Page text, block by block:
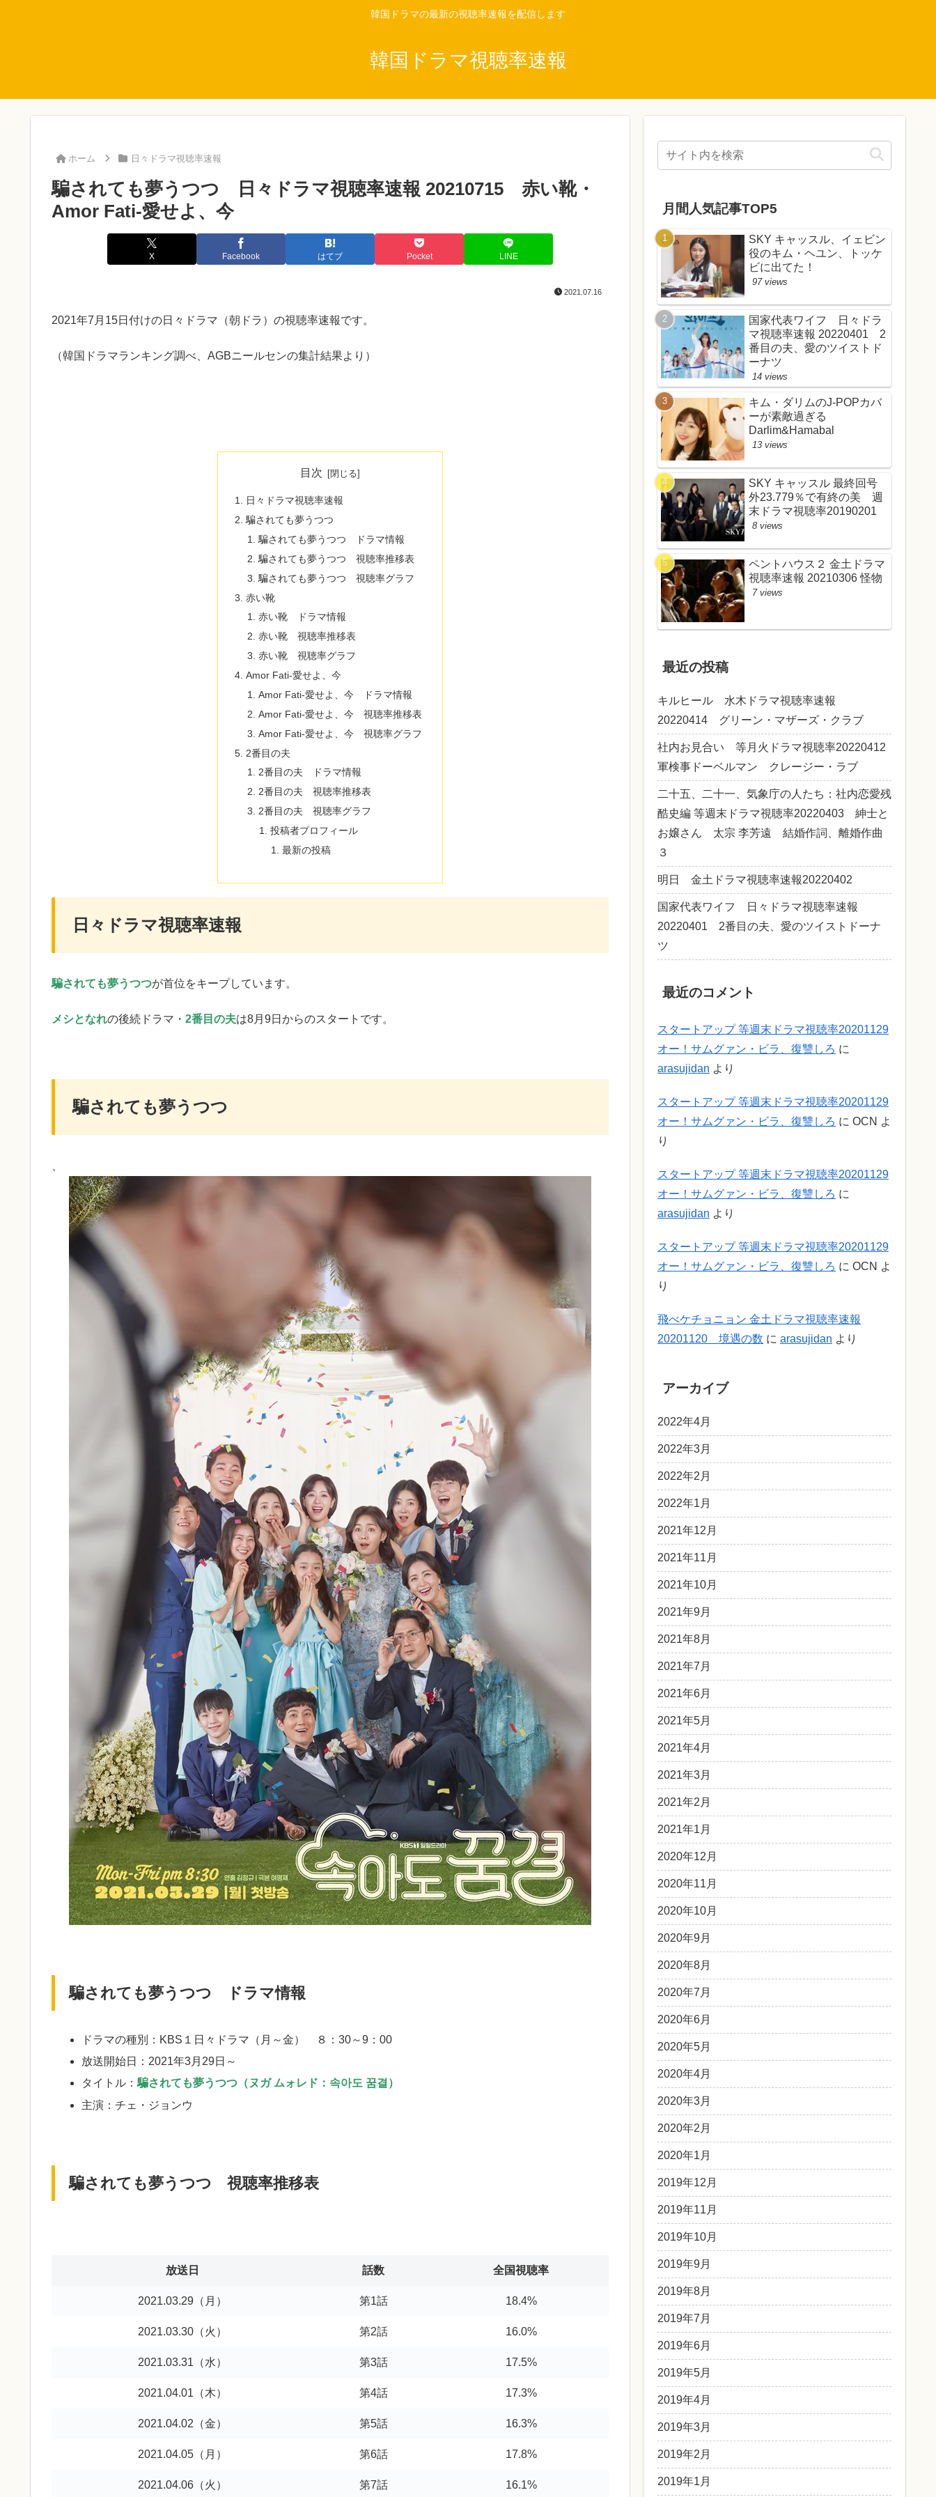
韓国ドラマの最新の視聴率速報を配信します
韓国ドラマ視聴率速報
ホーム 日々ドラマ視聴率速報
騙されても夢うつつ 日々ドラマ視聴率速報 20210715 赤い靴・
Amor Fati-愛せよ、今
X Facebook はてブ Pocket LINE
2021.07.16
2021年7月15日付けの日々ドラマ（朝ドラ）の視聴率速報です。
（韓国ドラマランキング調べ、AGBニールセンの集計結果より）
目次
日々ドラマ視聴率速報
騙されても夢うつつ
騙されても夢うつつ ドラマ情報
騙されても夢うつつ 視聴率推移表
騙されても夢うつつ 視聴率グラフ
赤い靴
赤い靴 ドラマ情報
赤い靴 視聴率推移表
赤い靴 視聴率グラフ
Amor Fati-愛せよ、今
Amor Fati-愛せよ、今 ドラマ情報
Amor Fati-愛せよ、今 視聴率推移表
Amor Fati-愛せよ、今 視聴率グラフ
2番目の夫
2番目の夫 ドラマ情報
2番目の夫 視聴率推移表
2番目の夫 視聴率グラフ
投稿者プロフィール
最新の投稿
日々ドラマ視聴率速報
騙されても夢うつつが首位をキープしています。
メシとなれの後続ドラマ・ 2番目の夫は8月9日からのスタートです。
騙されても夢うつつ
騙されても夢うつつ ドラマ情報
ドラマの種別：KBS１日々ドラマ（月～金） ８：30～9：00
放送開始日：2021年3月29日～
タイトル：騙されても夢うつつ（ヌガ ムォレド：속아도 꿈결）
主演：チェ・ジョンウ
騙されても夢うつつ 視聴率推移表
放送日 話数 全国視聴率
2021.03.29（月） 第1話 18.4%
2021.03.30（火） 第2話 16.0%
2021.03.31（水） 第3話 17.5%
2021.04.01（木） 第4話 17.3%
2021.04.02（金） 第5話 16.3%
2021.04.05（月） 第6話 17.8%
2021.04.06（火） 第7話 16.1%
月間人気記事TOP5
SKY キャッスル、イェビン
役のキム・ヘユン、トッケ
ビに出てた！
97 views
国家代表ワイフ 日々ドラ
マ視聴率速報 20220401 2
番目の夫、愛のツイストド
ーナツ
14 views
キム・ダリムのJ-POPカバ
ーが素敵過ぎる
Darlim&Hamabal
13 views
SKY キャッスル 最終回号
外23.779％で有終の美 週
末ドラマ視聴率20190201
8 views
ペントハウス２ 金土ドラマ
視聴率速報 20210306 怪物
7 views
最近の投稿
キルヒール 水木ドラマ視聴率速報
20220414 グリーン・マザーズ・クラブ
社内お見合い 等月火ドラマ視聴率20220412
軍検事ドーベルマン クレージー・ラブ
二十五、二十一、気象庁の人たち：社内恋愛残
酷史編 等週末ドラマ視聴率20220403 紳士と
お嬢さん 太宗 李芳遠 結婚作詞、離婚作曲
３
明日 金土ドラマ視聴率速報20220402
国家代表ワイフ 日々ドラマ視聴率速報
20220401 2番目の夫、愛のツイストドーナ
ツ
最近のコメント
スタートアップ 等週末ドラマ視聴率20201129
オー！サムグァン・ビラ、復讐しろ に
arasujidan より
スタートアップ 等週末ドラマ視聴率20201129
オー！サムグァン・ビラ、復讐しろ に OCN よ
り
スタートアップ 等週末ドラマ視聴率20201129
オー！サムグァン・ビラ、復讐しろ に
arasujidan より
スタートアップ 等週末ドラマ視聴率20201129
オー！サムグァン・ビラ、復讐しろ に OCN よ
り
飛べケチョニョン 金土ドラマ視聴率速報
20201120 境遇の数 に arasujidan より
アーカイブ
2022年4月
2022年3月
2022年2月
2022年1月
2021年12月
2021年11月
2021年10月
2021年9月
2021年8月
2021年7月
2021年6月
2021年5月
2021年4月
2021年3月
2021年2月
2021年1月
2020年12月
2020年11月
2020年10月
2020年9月
2020年8月
2020年7月
2020年6月
2020年5月
2020年4月
2020年3月
2020年2月
2020年1月
2019年12月
2019年11月
2019年10月
2019年9月
2019年8月
2019年7月
2019年6月
2019年5月
2019年4月
2019年3月
2019年2月
2019年1月